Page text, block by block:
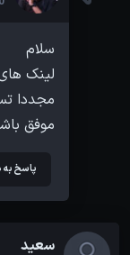
موفق
پاسخ به
سعید